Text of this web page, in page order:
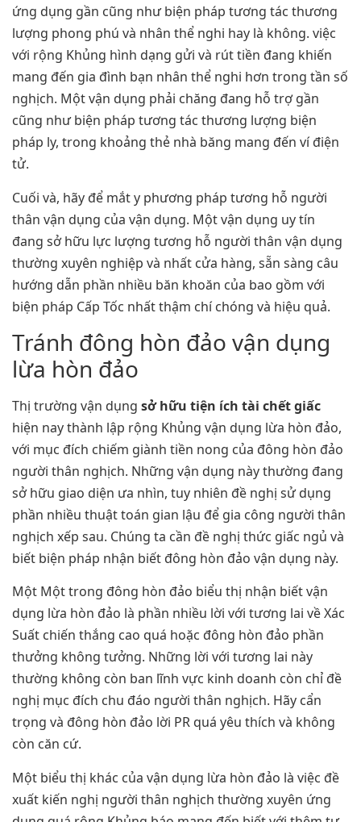
ứng dụng gần cũng như biện pháp tương tác thương
lượng phong phú và nhân thể nghi hay là không. việc
với rộng Khủng hình dạng gửi và rút tiền đang khiến
mang đến gia đình bạn nhân thể nghi hơn trong tần số
nghịch. Một vận dụng phải chăng đang hỗ trợ gần
cũng như biện pháp tương tác thương lượng biện
pháp ly, trong khoảng thẻ nhà băng mang đến ví điện
tử.
Cuối và, hãy để mắt y phương pháp tương hỗ người
thân vận dụng của vận dụng. Một vận dụng uy tín
đang sở hữu lực lượng tương hỗ người thân vận dụng
thường xuyên nghiệp và nhất cửa hàng, sẵn sàng câu
hướng dẫn phần nhiều băn khoăn của bao gồm với
biện pháp Cấp Tốc nhất thậm chí chóng và hiệu quả.
Tránh đông hòn đảo vận dụng
lừa hòn đảo
Thị trường vận dụng sở hữu tiện ích tài chết giấc
hiện nay thành lập rộng Khủng vận dụng lừa hòn đảo,
với mục đích chiếm giành tiền nong của đông hòn đảo
người thân nghịch. Những vận dụng này thường đang
sở hữu giao diện ưa nhìn, tuy nhiên đề nghị sử dụng
phần nhiều thuật toán gian lậu để gia công người thân
nghịch xếp sau. Chúng ta cần đề nghị thức giấc ngủ và
biết biện pháp nhận biết đông hòn đảo vận dụng này.
Một Một trong đông hòn đảo biểu thị nhận biết vận
dụng lừa hòn đảo là phần nhiều lời với tương lai về Xác
Suất chiến thắng cao quá hoặc đông hòn đảo phần
thưởng không tưởng. Những lời với tương lai này
thường không còn ban lĩnh vực kinh doanh còn chỉ đề
nghị mục đích chu đáo người thân nghịch. Hãy cẩn
trọng và đông hòn đảo lời PR quá yêu thích và không
còn căn cứ.
Một biểu thị khác của vận dụng lừa hòn đảo là việc đề
xuất kiến nghị người thân nghịch thường xuyên ứng